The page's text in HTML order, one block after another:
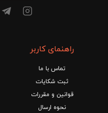
راهنمای کاربر
تماس با ما
ثبت شکایات
قوانین و مقررات
نحوه ارسال